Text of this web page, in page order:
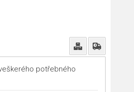
potřebného